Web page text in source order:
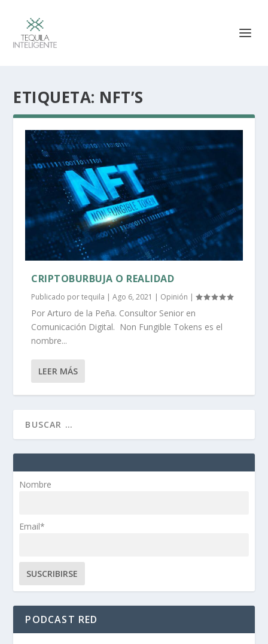
ETIQUETA: NFT’S
CRIPTOBURBUJA O REALIDAD
Publicado portequila |Ago 6, 2021 | Opinión |
Por Arturo de la Peña. Consultor Senior en
Comunicación Digital. Non Fungible Tokens es el
nombre...
LEER MÁS
Nombre
Email*
PODCAST RED